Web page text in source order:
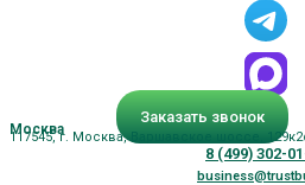
Заказать звонок
Москва
117545, г. Москва, Варшавское шоссе,
8 (499) 302-